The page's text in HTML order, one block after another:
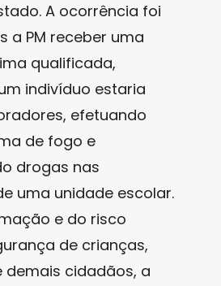
A ocorrência foi
a PM receber uma
qualificada,
indivíduo estaria
efetuando
de fogo e
drogas nas
uma unidade escolar.
e do risco
de crianças,
demais cidadãos, a